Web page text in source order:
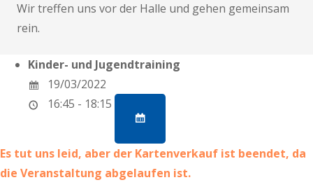
Wir treffen uns vor der Halle und gehen gemeinsam
rein.
Kinder- und Jugendtraining
19/03/2022
16:45 - 18:15
Es tut uns leid, aber der Kartenverkauf ist beendet, da
die Veranstaltung abgelaufen ist.